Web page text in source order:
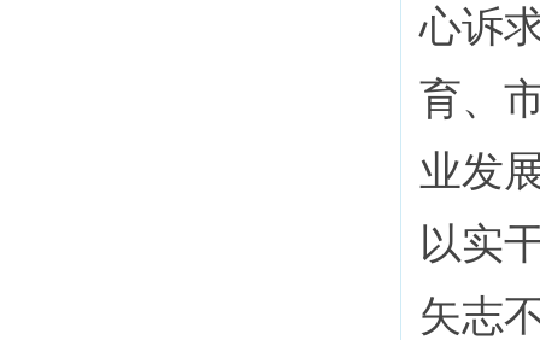
心诉
育、
业发
以实
矢志